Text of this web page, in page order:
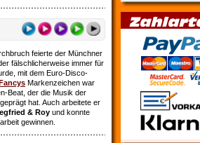
feierte der Münchner
der fälschlicherweise immer für
mit dem Euro-Disco-
Markenzeichen war
Beat, der die Musik der
hat. Auch arbeitete er
& Roy und konnte
gewinnen.